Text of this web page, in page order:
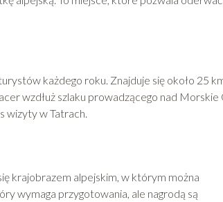
każdego roku. Znajduje się około 25
wzdłuż szlaku prowadzącego nad Morskie
wizyty w Tatrach.
krajobrazem alpejskim, w którym można
wymaga przygotowania, ale nagrodą są